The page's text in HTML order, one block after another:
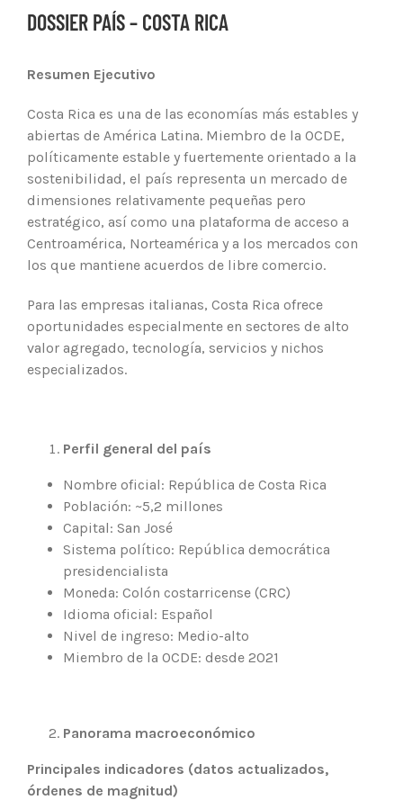
DOSSIER PAÍS – COSTA RICA
Resumen Ejecutivo
Costa Rica es una de las economías más estables y
abiertas de América Latina. Miembro de la OCDE,
políticamente estable y fuertemente orientado a la
sostenibilidad, el país representa un mercado de
dimensiones relativamente pequeñas pero
estratégico, así como una plataforma de acceso a
Centroamérica, Norteamérica y a los mercados con
los que mantiene acuerdos de libre comercio.
Para las empresas italianas, Costa Rica ofrece
oportunidades especialmente en sectores de alto
valor agregado, tecnología, servicios y nichos
especializados.
Perfil general del país
Nombre oficial: República de Costa Rica
Población: ~5,2 millones
Capital: San José
Sistema político: República democrática
presidencialista
Moneda: Colón costarricense (CRC)
Idioma oficial: Español
Nivel de ingreso: Medio-alto
Miembro de la OCDE: desde 2021
Panorama macroeconómico
Principales indicadores (datos actualizados,
órdenes de magnitud)